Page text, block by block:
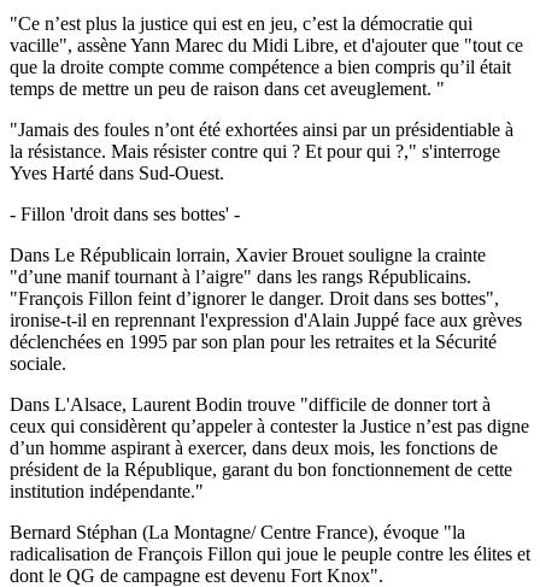
"Ce n’est plus la justice qui est en jeu, c’est la démocratie qui
vacille", assène Yann Marec du Midi Libre, et d'ajouter que "tout ce
que la droite compte comme compétence a bien compris qu’il était
temps de mettre un peu de raison dans cet aveuglement. "
"Jamais des foules n’ont été exhortées ainsi par un présidentiable à
la résistance. Mais résister contre qui ? Et pour qui ?," s'interroge
Yves Harté dans Sud-Ouest.
- Fillon 'droit dans ses bottes' -
Dans Le Républicain lorrain, Xavier Brouet souligne la crainte
"d’une manif tournant à l’aigre" dans les rangs Républicains.
"François Fillon feint d’ignorer le danger. Droit dans ses bottes",
ironise-t-il en reprennant l'expression d'Alain Juppé face aux grèves
déclenchées en 1995 par son plan pour les retraites et la Sécurité
sociale.
Dans L'Alsace, Laurent Bodin trouve "difficile de donner tort à
ceux qui considèrent qu’appeler à contester la Justice n’est pas digne
d’un homme aspirant à exercer, dans deux mois, les fonctions de
président de la République, garant du bon fonctionnement de cette
institution indépendante."
Bernard Stéphan (La Montagne/ Centre France), évoque "la
radicalisation de François Fillon qui joue le peuple contre les élites et
dont le QG de campagne est devenu Fort Knox".